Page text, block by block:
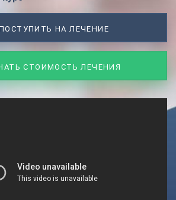
НА ЛЕЧЕНИЕ
СТОИМОСТЬ ЛЕЧЕНИЯ